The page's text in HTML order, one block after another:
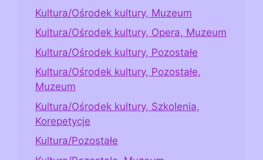
Kultura/Ośrodek kultury, Muzeum
Kultura/Ośrodek kultury, Opera, Muzeum
Kultura/Ośrodek kultury, Pozostałe
Kultura/Ośrodek kultury, Pozostałe,
Muzeum
Kultura/Ośrodek kultury, Szkolenia,
Korepetycje
Kultura/Pozostałe